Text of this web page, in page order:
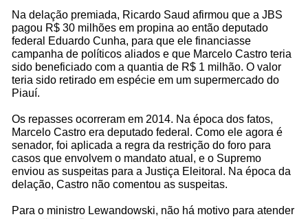
Na delação premiada, Ricardo Saud afirmou que a JBS
pagou R$ 30 milhões em propina ao então deputado
federal Eduardo Cunha, para que ele financiasse
campanha de políticos aliados e que Marcelo Castro teria
sido beneficiado com a quantia de R$ 1 milhão. O valor
teria sido retirado em espécie em um supermercado do
Piauí.
Os repasses ocorreram em 2014. Na época dos fatos,
Marcelo Castro era deputado federal. Como ele agora é
senador, foi aplicada a regra da restrição do foro para
casos que envolvem o mandato atual, e o Supremo
enviou as suspeitas para a Justiça Eleitoral. Na época da
delação, Castro não comentou as suspeitas.
Para o ministro Lewandowski, não há motivo para atender